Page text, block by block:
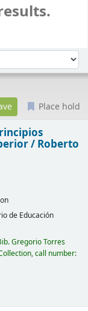
Place hold
/ Roberto
de Educación
Gregorio Torres
call number: